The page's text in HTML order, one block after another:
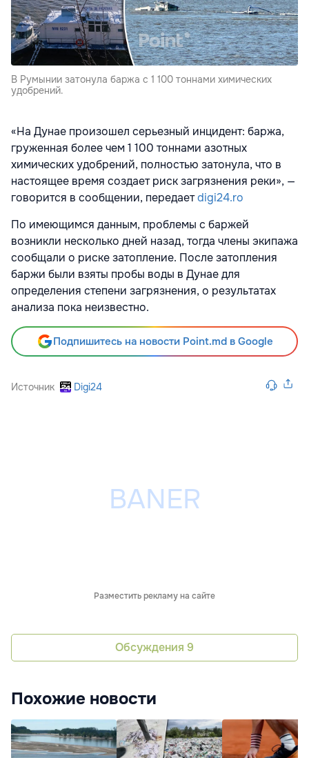
В Румынии затонула баржа с 1 100 тоннами химических
удобрений.
«На Дунае произошел серьезный инцидент: баржа,
груженная более чем 1 100 тоннами азотных
химических удобрений, полностью затонула, что в
настоящее время создает риск загрязнения реки», —
говорится в сообщении, передаетdigi24.ro
По имеющимся данным, проблемы с баржей
возникли несколько дней назад, тогда члены экипажа
сообщали о риске затопление. После затопления
баржи были взяты пробы воды в Дунае для
определения степени загрязнения, о результатах
анализа пока неизвестно.
Подпишитесь на новости Point.md в Google
Источник Digi24
Разместить рекламу на сайте
Обсуждения 9
Похожие новости